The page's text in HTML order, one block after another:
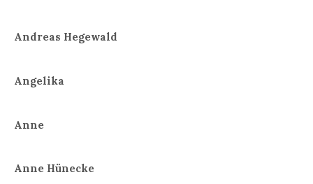
Andreas Hegewald
Angelika
Anne
Anne Hünecke